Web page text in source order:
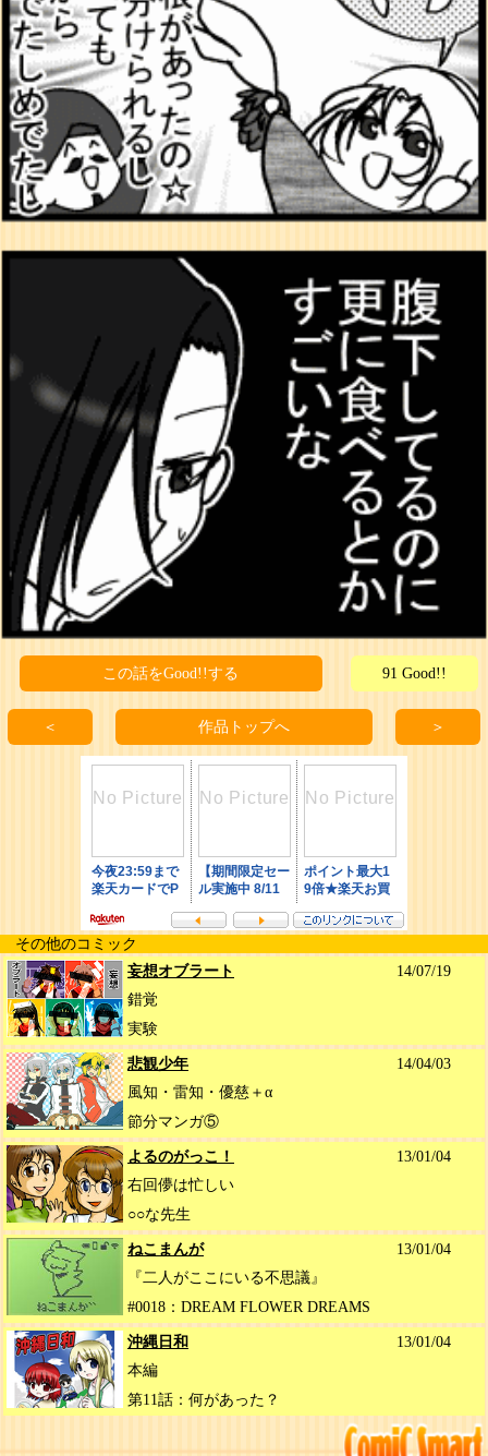
この話をGood!!する 91 Good!!
＜ 作品トップへ ＞
その他のコミック
妄想オブラート
14/07/19
錯覚
実験
悲観少年
14/04/03
風知・雷知・優慈＋α
節分マンガ⑤
よるのがっこ！
13/01/04
右回儚は忙しい
○○な先生
ねこまんが
13/01/04
『二人がここにいる不思議』
#0018：DREAM FLOWER DREAMS
沖縄日和
13/01/04
本編
第11話：何があった？